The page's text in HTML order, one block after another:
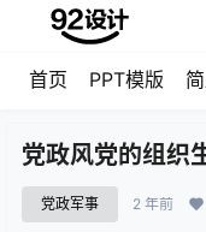
首页 PPT模版
党政风党的组织
党政军事 2 年前